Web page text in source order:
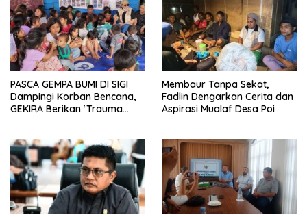
PASCA GEMPA BUMI DI SIGI
Dampingi Korban Bencana,
GEKIRA Berikan ‘Trauma
Membaur Tanpa Sekat,
Fadlin Dengarkan Cerita dan
Aspirasi Mualaf Desa Poi